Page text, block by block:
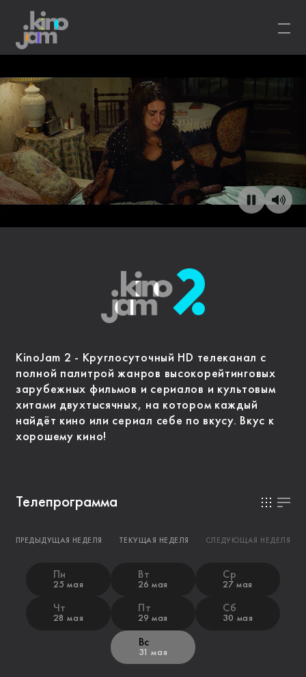
KinoJam 2 - Круглосуточный HD телеканал с
полной палитрой жанров высокорейтинговых
зарубежных фильмов и сериалов и культовым
хитами двухтысячных, на котором каждый
найдёт кино или сериал себе по вкусу. Вкус к
хорошему кино!
Телепрограмма
ПРЕДЫДУЩАЯ НЕДЕЛЯ ТЕКУЩАЯ НЕДЕЛЯ СЛЕДУЮЩАЯ НЕДЕЛЯ
Пн
25 мая
Вт
26 мая
Ср
27 мая
Чт
28 мая
Пт
29 мая
Сб
30 мая
Вс
31 мая